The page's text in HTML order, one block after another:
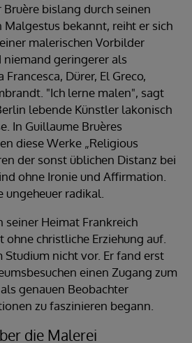
bislang durch seinen
Malgestus bekannt, reiht er sich
malerischen Vorbilder
niemand geringerer als
Dürer, El Greco,
"Ich lerne malen", sagt
lebende Künstler lakonisch
In Guillaume Bruères
diese Werke „Religious
der sonst üblichen Distanz bei
ohne Ironie und Affirmation.
radikal.
seiner Heimat Frankreich
ohne christliche Erziehung auf.
Studium nicht vor. Er fand erst
einen Zugang zum
genauen Beobachter
zu faszinieren begann.
die Malerei